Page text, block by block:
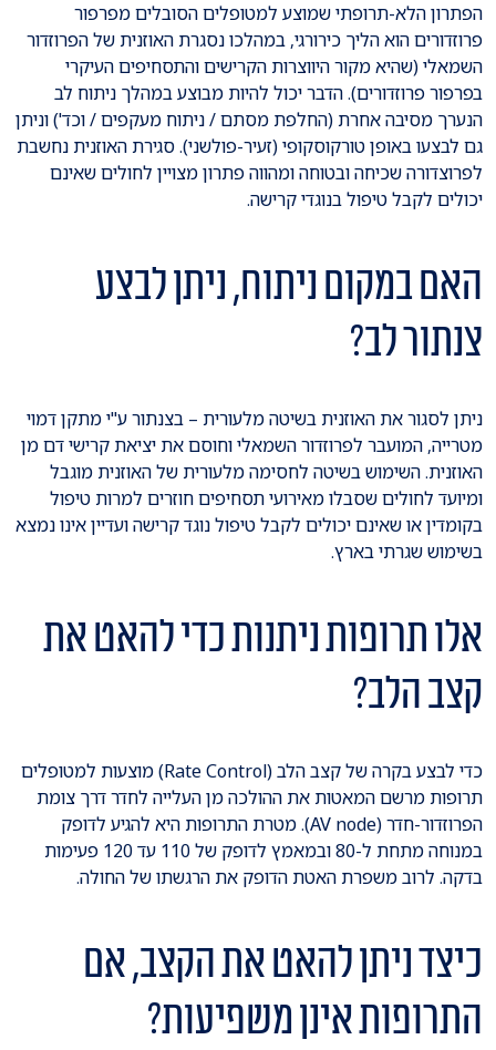
הפתרון הלא-תרופתי שמוצע למטופלים הסובלים מפרפור
פרוזדורים הוא הליך כירורגי, במהלכו נסגרת האוזנית של הפרוזדור
השמאלי (שהיא מקור היווצרות הקרישים והתסחיפים העיקרי
בפרפור פרוזדורים). הדבר יכול להיות מבוצע במהלך ניתוח לב
הנערך מסיבה אחרת (החלפת מסתם / ניתוח מעקפים / וכד') וניתן
גם לבצעו באופן טורקוסקופי (זעיר-פולשני). סגירת האוזנית נחשבת
לפרוצדורה שכיחה ובטוחה ומהווה פתרון מצויין לחולים שאינם
יכולים לקבל טיפול בנוגדי קרישה.
האם במקום ניתוח, ניתן לבצע
צנתור לב?
ניתן לסגור את האוזנית בשיטה מלעורית – בצנתור ע"י מתקן דמוי
מטרייה, המועבר לפרוזדור השמאלי וחוסם את יציאת קרישי דם מן
האוזנית. השימוש בשיטה לחסימה מלעורית של האוזנית מוגבל
ומיועד לחולים שסבלו מאירועי תסחיפים חוזרים למרות טיפול
בקומדין או שאינם יכולים לקבל טיפול נוגד קרישה ועדיין אינו נמצא
בשימוש שגרתי בארץ.
אלו תרופות ניתנות כדי להאט את
קצב הלב?
כדי לבצע בקרה של קצב הלב (Rate Control) מוצעות למטופלים
תרופות מרשם המאטות את ההולכה מן העלייה לחדר דרך צומת
הפרוזדור-חדר (AV node). מטרת התרופות היא להגיע לדופק
במנוחה מתחת ל-80 ובמאמץ לדופק של 110 עד 120 פעימות
בדקה. לרוב משפרת האטת הדופק את הרגשתו של החולה.
כיצד ניתן להאט את הקצב, אם
התרופות אינן משפיעות?